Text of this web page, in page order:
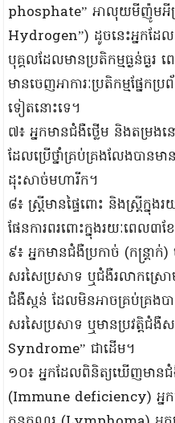
phosphate” អាលុយមីញ៉ូមអី
Hydrogen”) ដូចនេះអ្នកដែ
បុគ្គលដែលមានប្រតិកម្មធ្ងន់ធ្ង
មានចេញអាការៈប្រតិកម្មផ្នែកប្
ទៀតនោះទេ។
៧៖ អ្នកមានជំងឺថ្លើម និងតម្រ
ដែលប្រើថ្នាំគ្រប់គ្រងលែងបាន
ដុះសាច់មហារីក។
៨៖ ស្រី្តមានផ្ទៃពោះ និងស្រ្តីក្នុ
ផែនការពរពោះក្នុងរយៈពេល៣ខ
៩៖ អ្នកមានជំងឺប្រកាច់ (កន្រ្តា
សរសៃប្រសាទ ឬជំងឺរលាកស្រ
ជំងឺស្កន់ ដែលមិនអាចគ្រប់គ្រងបា
សរសៃប្រសាទ ឬមានប្រវត្តិជំ
Syndrome” ជាដើម។
១០៖ អ្នកដែលពិនិត្យឃើញមានជំ
(Immune deficiency) អ្នក